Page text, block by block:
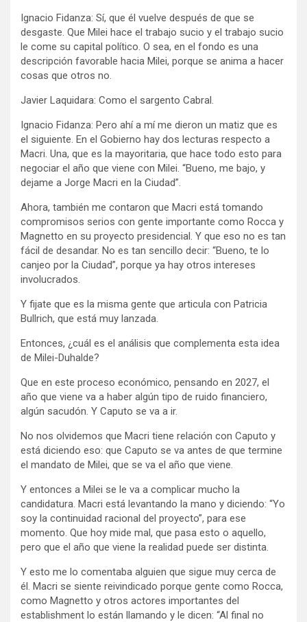
Ignacio Fidanza: Sí, que él vuelve después de que se
desgaste. Que Milei hace el trabajo sucio y el trabajo sucio
le come su capital político. O sea, en el fondo es una
descripción favorable hacia Milei, porque se anima a hacer
cosas que otros no.
Javier Laquidara: Como el sargento Cabral.
Ignacio Fidanza: Pero ahí a mí me dieron un matiz que es
el siguiente. En el Gobierno hay dos lecturas respecto a
Macri. Una, que es la mayoritaria, que hace todo esto para
negociar el año que viene con Milei. “Bueno, me bajo, y
dejame a Jorge Macri en la Ciudad”.
Ahora, también me contaron que Macri está tomando
compromisos serios con gente importante como Rocca y
Magnetto en su proyecto presidencial. Y que eso no es tan
fácil de desandar. No es tan sencillo decir: “Bueno, te lo
canjeo por la Ciudad”, porque ya hay otros intereses
involucrados.
Y fijate que es la misma gente que articula con Patricia
Bullrich, que está muy lanzada.
Entonces, ¿cuál es el análisis que complementa esta idea
de Milei-Duhalde?
Que en este proceso económico, pensando en 2027, el
año que viene va a haber algún tipo de ruido financiero,
algún sacudón. Y Caputo se va a ir.
No nos olvidemos que Macri tiene relación con Caputo y
está diciendo eso: que Caputo se va antes de que termine
el mandato de Milei, que se va el año que viene.
Y entonces a Milei se le va a complicar mucho la
candidatura. Macri está levantando la mano y diciendo: “Yo
soy la continuidad racional del proyecto”, para ese
momento. Que hoy mide mal, que pasa esto o aquello,
pero que el año que viene la realidad puede ser distinta.
Y esto me lo comentaba alguien que sigue muy cerca de
él. Macri se siente reivindicado porque gente como Rocca,
como Magnetto y otros actores importantes del
establishment lo están llamando y le dicen: “Al final no